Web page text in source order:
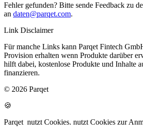
Fehler gefunden? Bitte sende Feedback zu
an daten@parqet.com.
Link Disclaimer
Für manche Links kann Parqet Fintech
Provision erhalten wenn Produkte darüber
hilft dabei, kostenlose Produkte und Inhalte
finanzieren.
© 2026 Parqet
🍪
Parqet nutzt Cookies. nutzt Cookies zur